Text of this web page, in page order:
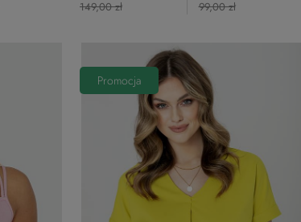
149,00 zł
99,00 zł
Promocja